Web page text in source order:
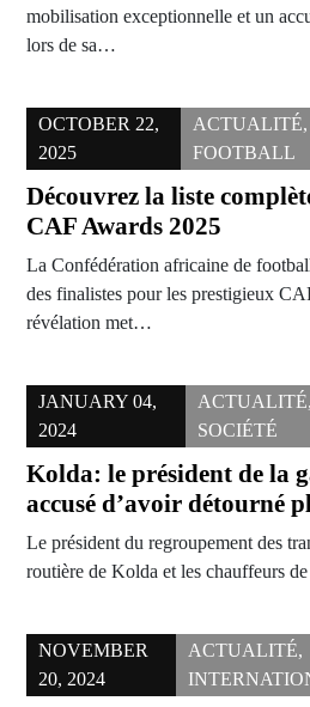
mobilisation exceptionnelle et un
lors de sa…
OCTOBER 22,
2025
ACTUALITÉ,
FOOTBALL
Découvrez la liste
CAF Awards 2025
La Confédération africaine de
des finalistes pour les prestigieux
révélation met…
JANUARY 04,
2024
ACTUALITÉ,
SOCIÉTÉ
Kolda: le président de la
accusé d’avoir détourné
Le président du regroupement des
routière de Kolda et les chauffeurs
NOVEMBER
20, 2024
ACTUALITÉ,